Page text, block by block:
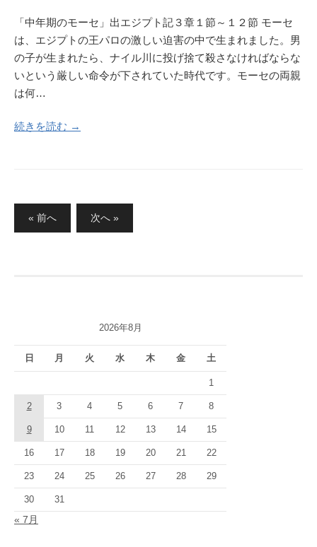
「中年期のモーセ」出エジプト記３章１節～１２節 モーセ
は、エジプトの王パロの激しい迫害の中で生まれました。男
の子が生まれたら、ナイル川に投げ捨て殺さなければならな
いという厳しい命令が下されていた時代です。モーセの両親
は何…
続きを読む →
稿
り
« 前へ 次へ »
2026年8月
日 月 火 水 木 金 土
1
2 3 4 5 6 7 8
9 10 11 12 13 14 15
16 17 18 19 20 21 22
23 24 25 26 27 28 29
30 31
« 7月